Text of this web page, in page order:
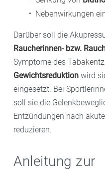
Nebenwirkungen
Darüber soll die
Raucherinnen- bzw.
Symptome des
Gewichtsreduktion wird
eingesetzt. Bei
soll sie die
Entzündungen nach
reduzieren.
Anleitung zur